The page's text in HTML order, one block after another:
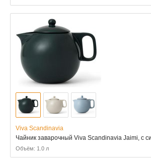
Viva Scandinavia
Чайник заварочный Viva Scandinavia Jaimi, с
Объём: 1.0 л